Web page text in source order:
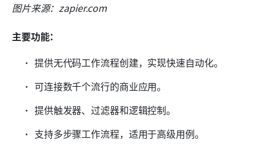
图片来源：zapier.com
主要功能：
提供无代码工作流程创建，实现快速自动化。
可连接数千个流行的商业应用。
提供触发器、过滤器和逻辑控制。
支持多步骤工作流程，适用于高级用例。